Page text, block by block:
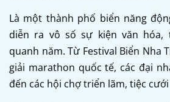
Là một thành phố biển năng
diễn ra vô số sự kiện văn hóa,
quanh năm. Từ Festival Biển Nha
giải marathon quốc tế, các đại
đến các hội chợ triển lãm, tiệc